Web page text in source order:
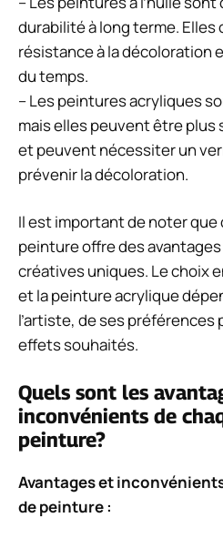
durabilité à long terme.
résistance à la décoloration
du temps.
– Les peintures acryliques
mais elles peuvent être plus
et peuvent nécessiter un
prévenir la décoloration.
Il est important de noter
peinture offre des
créatives uniques. Le choix
et la peinture acrylique
l’artiste, de ses
effets souhaités.
Quels sont les
inconvénients de
peinture?
Avantages et
de peinture :